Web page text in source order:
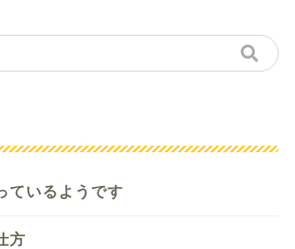
ているようです
方